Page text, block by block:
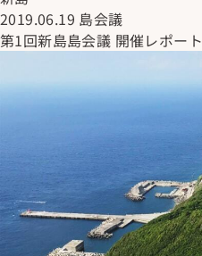
2019.06.19 島会議
第1回新島島会議 開催レポート